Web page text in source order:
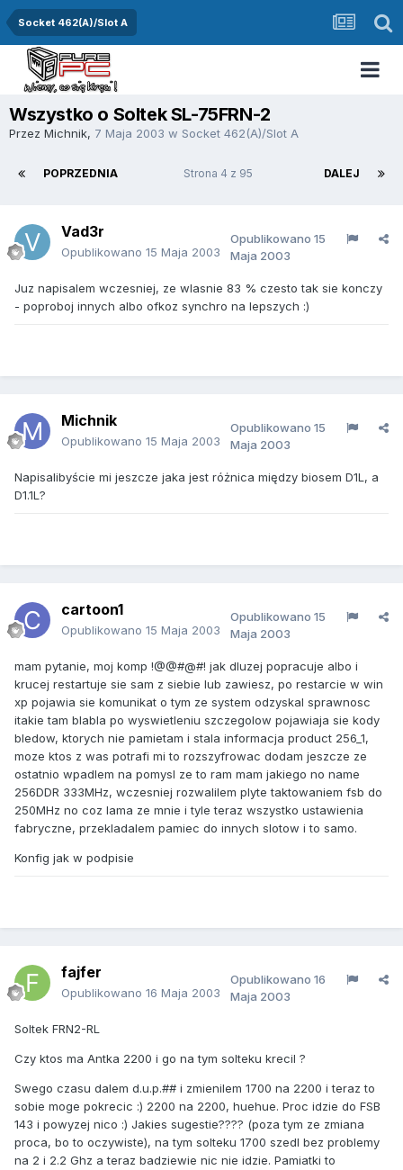
Socket 462(A)/Slot A
Wszystko o Soltek SL-75FRN-2
Przez Michnik, 7 Maja 2003 w Socket 462(A)/Slot A
POPRZEDNIA DALEJ
Strona 4 z 95
Vad3r
Opublikowano 15 Maja 2003
Opublikowano 15
Maja 2003
Juz napisalem wczesniej, ze wlasnie 83 % czesto tak sie konczy
- poproboj innych albo ofkoz synchro na lepszych :)
Michnik
Opublikowano 15 Maja 2003
Opublikowano 15
Maja 2003
Napisalibyście mi jeszcze jaka jest różnica między biosem D1L, a
D1.1L?
cartoon1
Opublikowano 15 Maja 2003
Opublikowano 15
Maja 2003
mam pytanie, moj komp !@@#@#! jak dluzej popracuje albo i
krucej restartuje sie sam z siebie lub zawiesz, po restarcie w win
xp pojawia sie komunikat o tym ze system odzyskal sprawnosc
itakie tam blabla po wyswietleniu szczegolow pojawiaja sie kody
bledow, ktorych nie pamietam i stala informacja product 256_1,
moze ktos z was potrafi mi to rozszyfrowac dodam jeszcze ze
ostatnio wpadlem na pomysl ze to ram mam jakiego no name
256DDR 333MHz, wczesniej rozwalilem plyte taktowaniem fsb do
250MHz no coz lama ze mnie i tyle teraz wszystko ustawienia
fabryczne, przekladalem pamiec do innych slotow i to samo.
Konfig jak w podpisie
fajfer
Opublikowano 16 Maja 2003
Opublikowano 16
Maja 2003
Soltek FRN2-RL
Czy ktos ma Antka 2200 i go na tym solteku krecil ?
Swego czasu dalem d.u.p.## i zmienilem 1700 na 2200 i teraz to
sobie moge pokrecic :) 2200 na 2200, huehue. Proc idzie do FSB
143 i powyzej nico :) Jakies sugestie???? (poza tym ze zmiana
proca, bo to oczywiste), na tym solteku 1700 szedl bez problemy
na 2 i 2.2 Ghz a teraz badziewie nic nie idzie. Pamiatki to